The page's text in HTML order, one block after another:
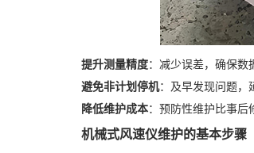
提升测量精度：减少误差，确保数
避免非计划停机：及早发现问题，
降低维护成本：预防性维护比事后
机械式风速仪维护的基本步骤